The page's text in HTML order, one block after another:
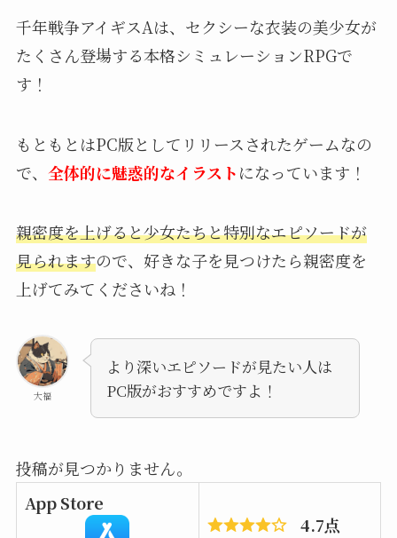
千年戦争アイギスAは、セクシーな衣装の美少女が
たくさん登場する本格シミュレーションRPGで
す！
もともとはPC版としてリリースされたゲームなの
で、 全体的に魅惑的なイラストになっています！
親密度を上げると少女たちと特別なエピソードが
見られますので、好きな子を見つけたら親密度を
上げてみてくださいね！
大福
より深いエピソードが見たい人は
PC版がおすすめですよ！
投稿が見つかりません。
App Store
4.7点